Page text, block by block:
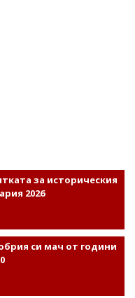
за историческия
2026
си мач от години